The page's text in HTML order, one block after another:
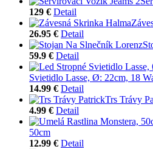
129 € Detail
26.95 € Detail
59.9 € Detail
Svietidlo Lasse, Ø: 22cm, 18
14.99 € Detail
Trs Trávy
4.99 € Detail
50cm
12.99 € Detail